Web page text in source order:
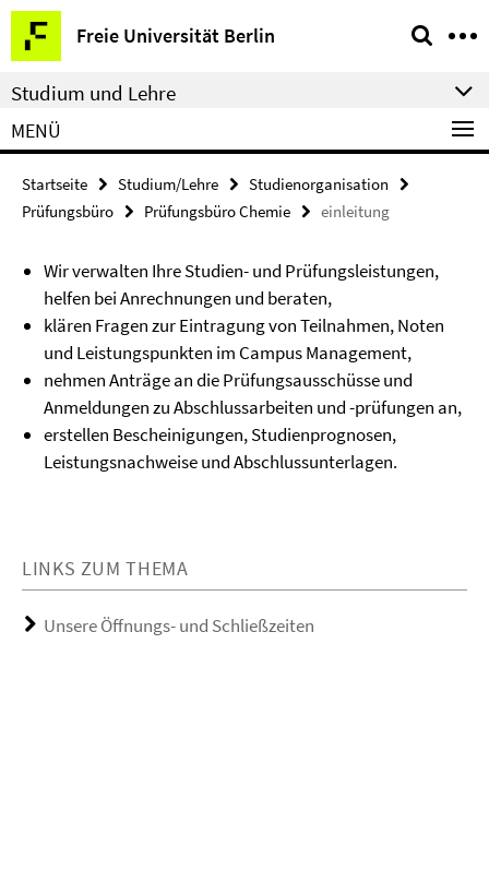
Springe
direkt
zu
Inhalt
Freie Universität Berlin
Service-
Navigation
Studium und Lehre
MENÜ
Startseite Studium/Lehre
Studienorganisation
Prüfungsbüro
Prüfungsbüro Chemie einleitung
Wir verwalten Ihre Studien- und Prüfungsleistungen,
helfen bei Anrechnungen und beraten,
klären Fragen zur Eintragung von Teilnahmen, Noten
und Leistungspunkten im Campus Management,
nehmen Anträge an die Prüfungsausschüsse und
Anmeldungen zu Abschlussarbeiten und -prüfungen an,
erstellen Bescheinigungen, Studienprognosen,
Leistungsnachweise und Abschlussunterlagen.
LINKS ZUM THEMA
Unsere Öffnungs- und Schließzeiten